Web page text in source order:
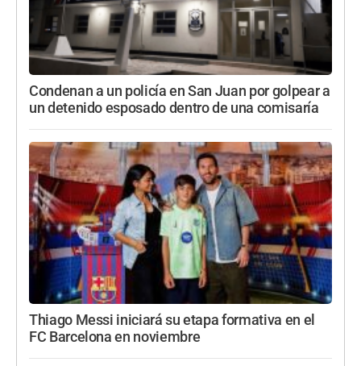
Condenan a un policía en San Juan por golpear a
un detenido esposado dentro de una comisaría
Thiago Messi iniciará su etapa formativa en el
FC Barcelona en noviembre